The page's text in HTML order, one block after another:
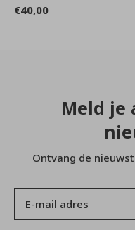
€40,00
Meld je
Ontvang de